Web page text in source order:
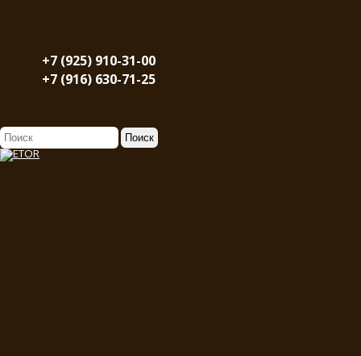
+7 (925) 910-31-00
+7 (916) 630-71-25